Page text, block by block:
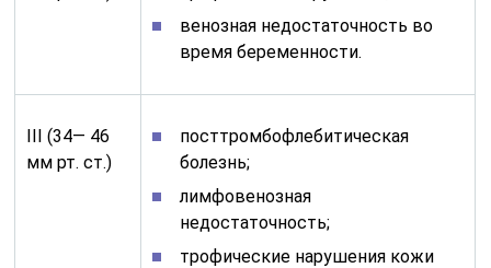
венозная недостаточность во
время беременности.
III (34— 46
мм рт. ст.)
посттромбофлебитическая
болезнь;
лимфовенозная
недостаточность;
трофические нарушения кожи